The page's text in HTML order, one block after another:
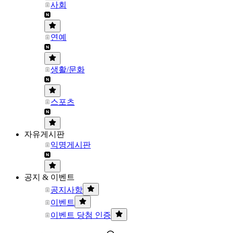
사회
연예
생활/문화
스포츠
자유게시판
익명게시판
공지 & 이벤트
공지사항
이벤트
이벤트 당첨 인증